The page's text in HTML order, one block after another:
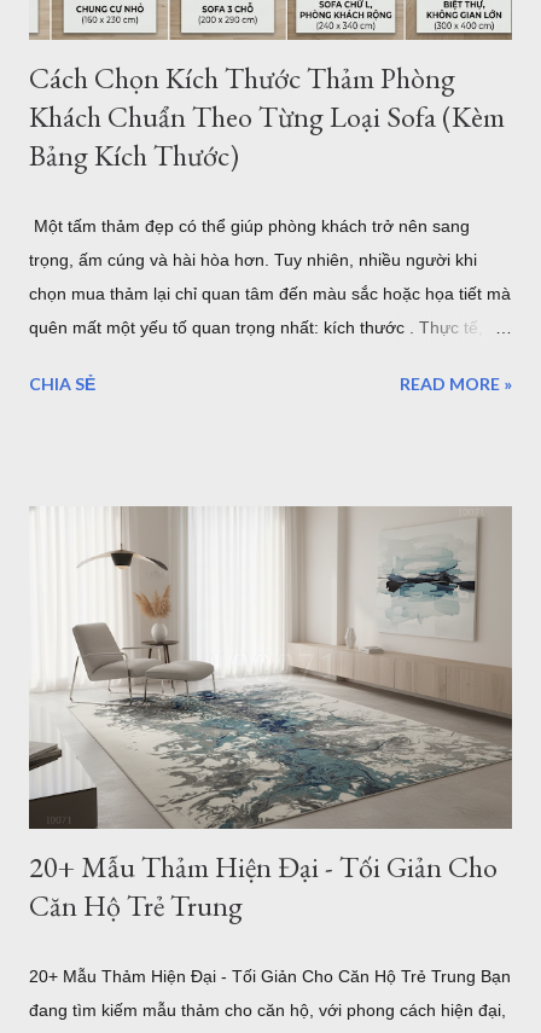
mẫu...
Cách Chọn Kích Thước Thảm Phòng
Khách Chuẩn Theo Từng Loại Sofa (Kèm
Bảng Kích Thước)
Một tấm thảm đẹp có thể giúp phòng khách trở nên sang
trọng, ấm cúng và hài hòa hơn. Tuy nhiên, nhiều người khi
chọn mua thảm lại chỉ quan tâm đến màu sắc hoặc họa tiết mà
quên mất một yếu tố quan trọng nhất: kích thước . Thực tế,
cân đối. Ngược lại, thảm quá lớn có thể làm không gian trở
thảm phù hợp nhất. Cách Chọn Kích Thước Thảm Phòng
Khách Chuẩn Theo Từng Loại Sofa (Kèm Bảng Kích Thước) Vì
sao kích thước thảm phòng khách lại quan trọng? Trong thiết
kế nội thất, thảm không chỉ có tác dụng trang trí mà còn đóng
vai trò kết nối toàn bộ khu vực tiếp khách. Một chiếc thảm có
kích thước phù hợp sẽ tạo cảm giác cân đối, giúp bộ sofa, bàn
trà và các món đồ nội thất trở thành một tổng ...
CHIA SẺ READ MORE »
20+ Mẫu Thảm Hiện Đại - Tối Giản Cho
Căn Hộ Trẻ Trung
20+ Mẫu Thảm Hiện Đại - Tối Giản Cho Căn Hộ Trẻ Trung Bạn
đang tìm kiếm mẫu thảm cho căn hộ, với phong cách hiện đại,